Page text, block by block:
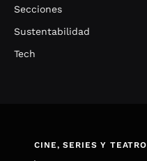
Secciones
Sustentabilidad
Tech
CINE, SERIES Y TEATRO